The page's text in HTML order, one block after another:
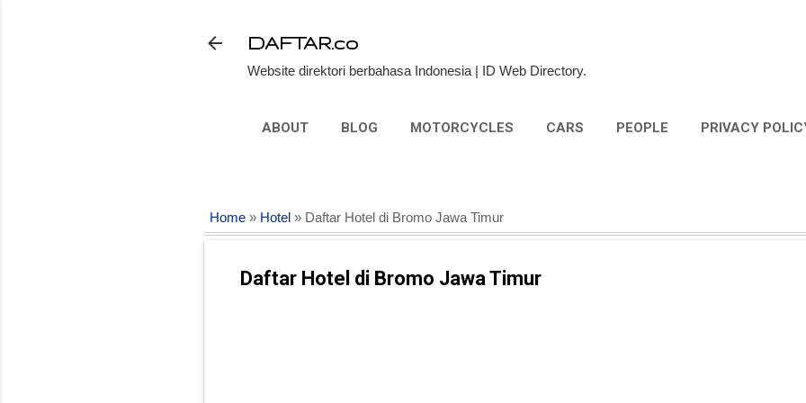
DAFTAR.co
Website direktori berbahasa Indonesia | ID Web Directory.
ABOUT BLOG MOTORCYCLES CARS PEOPLE PRIVACY
Home » Hotel » Daftar Hotel di Bromo Jawa Timur
Daftar Hotel di Bromo Jawa Timur